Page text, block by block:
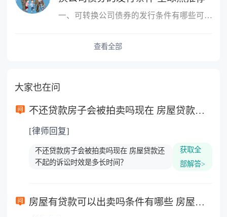
一、可转换公司债券的发行条件有哪些可转换公司债券的发行条件有：1
查看全部
大家也在问
不还贷款房子会被拍卖吗现在 房屋贷款还不起的诉讼时效是多长时间？
[律师回复]
不还贷款房子会被拍卖吗现在 房屋贷款还
不起的诉讼时效是多长时间？
获取全
部解答>
房屋有贷款可以出卖吗条件有哪些 房屋贷款还不起的诉讼时效是多久？